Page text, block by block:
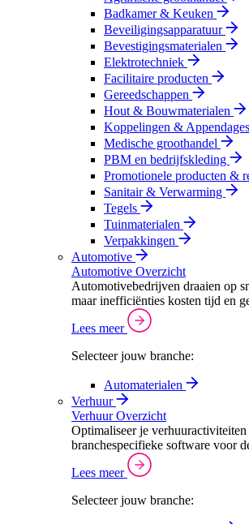
Badkamer & Keuken
Beveiligingsapparatuur
Bevestigingsmaterialen
Elektrotechniek
Facilitaire producten
Gereedschappen
Hout & Bouwmaterialen
Koppelingen & Appendages
Medische groothandel
PBM en bedrijfskleding
Promotionele producten &
Sanitair & Verwarming
Tegels
Tuinmaterialen
Verpakkingen
Automotive
Automotive Overzicht
Automotivebedrijven draaien op
maar inefficiënties kosten tijd en
Lees meer
Selecteer jouw branche:
Automaterialen
Verhuur
Verhuur Overzicht
Optimaliseer je verhuuractiviteiten
branchespecifieke software voor
Lees meer
Selecteer jouw branche: